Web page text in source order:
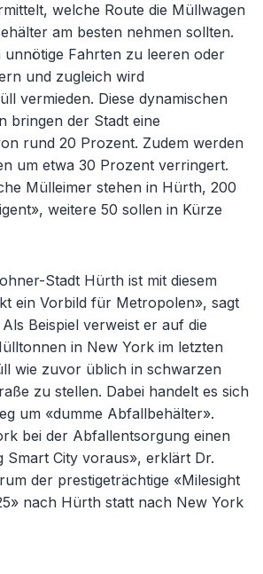
welche Route die Müllwagen
am besten nehmen sollten.
Fahrten zu leeren oder
und zugleich wird
vermieden. Diese dynamischen
bringen der Stadt eine
rund 20 Prozent. Zudem werden
um etwa 30 Prozent verringert.
Mülleimer stehen in Hürth, 200
weitere 50 sollen in Kürze
Stadt Hürth ist mit diesem
ein Vorbild für Metropolen», sagt
Beispiel verweist er auf die
in New York im letzten
wie zuvor üblich in schwarzen
zu stellen. Dabei handelt es sich
um «dumme Abfallbehälter».
bei der Abfallentsorgung einen
Smart City voraus», erklärt Dr.
der prestigeträchtige «Milesight
nach Hürth statt nach New York